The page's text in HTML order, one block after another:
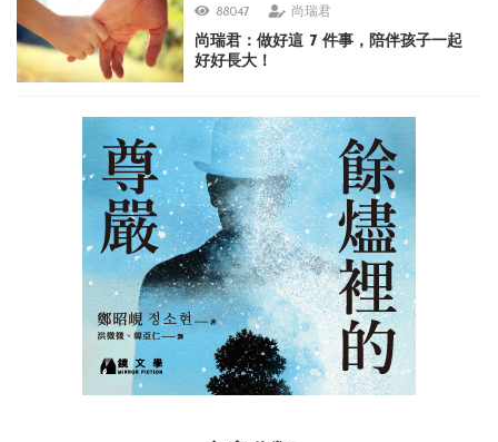
88047 尚瑞君
尚瑞君：做好這 7 件事，陪伴孩子一起
好好長大！